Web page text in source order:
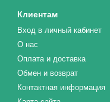
Клиентам
Вход в личный кабинет
О нас
Оплата и доставка
Обмен и возврат
Контактная информация